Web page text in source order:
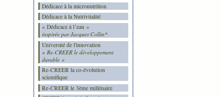
Dédicace à la micronutrition
Dédicace à la Nutrivitalité
« Dédicace à l’eau »
inspirée par Jacques Collin*
Université de l'innovation
« Re-CREER le développement
durable »
Re-CREER la co-évolution
scientifique
Re-CREER le 3ème millénaire